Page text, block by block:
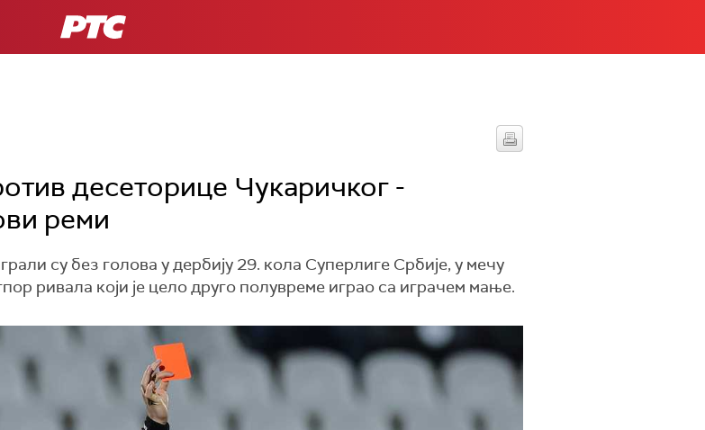
РТС
десеторице Чукаричког -
реми
су без голова у дербију 29. кола Суперлиге Србије, у мечу
ривала који је цело друго полувреме играо са играчем мање.